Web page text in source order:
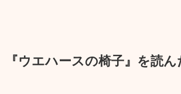
『ウエハースの椅子』を読